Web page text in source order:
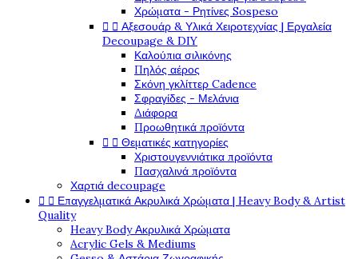
Χρώματα - Ρητίνες Sospeso
  Αξεσουάρ & Υλικά Χειροτεχνίας | Εργαλεία
Decoupage & DIY
Καλούπια σιλικόνης
Πηλός αέρος
Σκόνη γκλίττερ Cadence
Σφραγίδες - Μελάνια
Διάφορα
Προωθητικά προϊόντα
  Θεματικές κατηγορίες
Χριστουγεννιάτικα προϊόντα
Πασχαλινά προϊόντα
Χαρτιά decoupage
  Επαγγελματικά Ακρυλικά Χρώματα | Heavy Body & Artist
Quality
Heavy Body Ακρυλικά Χρώματα
Acrylic Gels & Mediums